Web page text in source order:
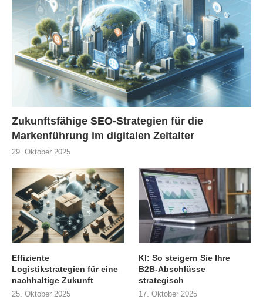
Zukunftsfähige SEO-Strategien für die
Markenführung im digitalen Zeitalter
29. Oktober 2025
Effiziente
Logistikstrategien für eine
nachhaltige Zukunft
25. Oktober 2025
KI: So steigern Sie Ihre
B2B-Abschlüsse
strategisch
17. Oktober 2025